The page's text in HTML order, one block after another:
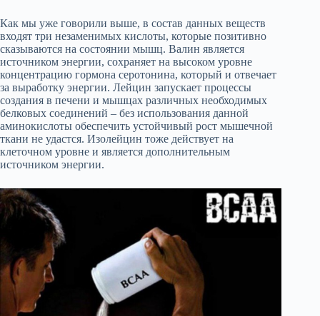
Как мы уже говорили выше, в состав данных веществ
входят три незаменимых кислоты, которые позитивно
сказываются на состоянии мышц. Валин является
источником энергии, сохраняет на высоком уровне
концентрацию гормона серотонина, который и отвечает
за выработку энергии. Лейцин запускает процессы
создания в печени и мышцах различных необходимых
белковых соединений – без использования данной
аминокислоты обеспечить устойчивый рост мышечной
ткани не удастся. Изолейцин тоже действует на
клеточном уровне и является дополнительным
источником энергии.